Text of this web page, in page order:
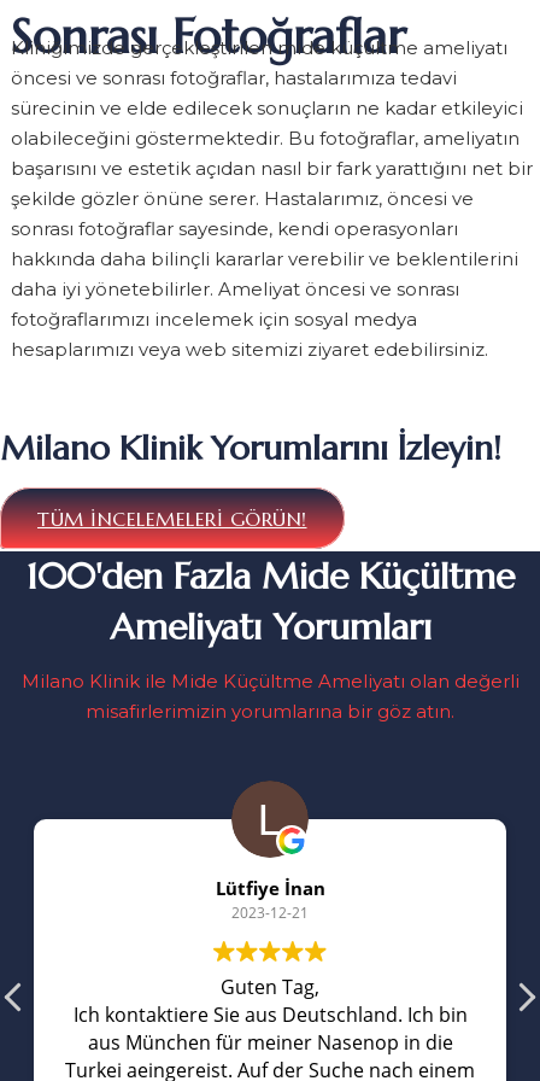
Sonrası Fotoğraflar
Kliniğimizde gerçekleştirilen mide küçültme ameliyatı
öncesi ve sonrası fotoğraflar, hastalarımıza tedavi
sürecinin ve elde edilecek sonuçların ne kadar etkileyici
olabileceğini göstermektedir. Bu fotoğraflar, ameliyatın
başarısını ve estetik açıdan nasıl bir fark yarattığını net bir
şekilde gözler önüne serer. Hastalarımız, öncesi ve
sonrası fotoğraflar sayesinde, kendi operasyonları
hakkında daha bilinçli kararlar verebilir ve beklentilerini
daha iyi yönetebilirler. Ameliyat öncesi ve sonrası
fotoğraflarımızı incelemek için sosyal medya
hesaplarımızı veya web sitemizi ziyaret edebilirsiniz.
Milano Klinik Yorumlarını İzleyin!
TÜM INCELEMELERI GÖRÜN!
100'den Fazla Mide Küçültme
Ameliyatı Yorumları
Milano Klinik ile Mide Küçültme Ameliyatı olan değerli
misafirlerimizin yorumlarına bir göz atın.
Lütfiye İnan
2023-12-21
Guten Tag,
Ich kontaktiere Sie aus Deutschland. Ich bin
aus München für meiner Nasenop in die
Turkei aeingereist. Auf der Suche nach einem